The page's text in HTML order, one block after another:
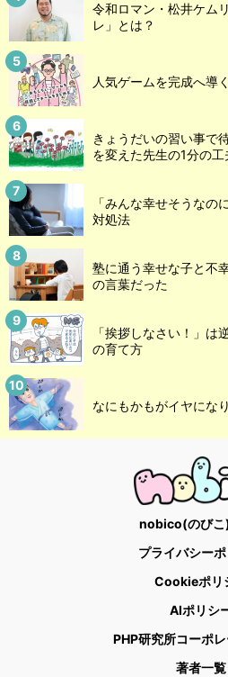
令和ロマン・松井ケム
レ」とは？
人気ゲームを完成へ導
きょうだいの習い事で
を変えた先生の1分の工
「みんな幸せそうな
対処法
塾に通う幸せな子と不
の言葉だった
「挨拶しなさい！」は
の育て方
なにもかもがイヤにな
nobico(のびこ
プライバシー
Cookieポリ
AIポリシ
PHP研究所コーポ
著者一覧